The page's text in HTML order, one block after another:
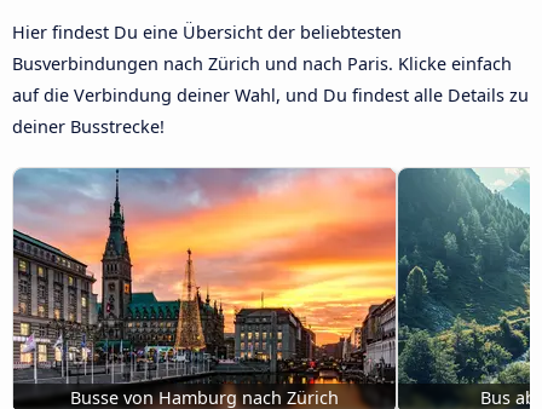
Hier findest Du eine Übersicht der beliebtesten
Busverbindungen nach Zürich und nach Paris. Klicke einfach
auf die Verbindung deiner Wahl, und Du findest alle Details zu
deiner Busstrecke!
Busse von Hamburg nach Zürich Bus